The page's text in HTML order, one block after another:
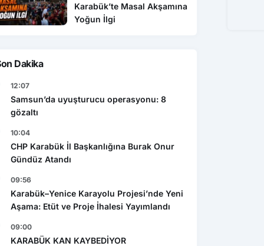
Karabük’te Masal Akşamına
Yoğun İlgi
Dakika
12:07
Samsun’da uyuşturucu operasyonu: 8
gözaltı
10:04
CHP Karabük İl Başkanlığına Burak Onur
Gündüz Atandı
09:56
Karabük–Yenice Karayolu Projesi’nde Yeni
Aşama: Etüt ve Proje İhalesi Yayımlandı
09:00
KARABÜK KAN KAYBEDİYOR